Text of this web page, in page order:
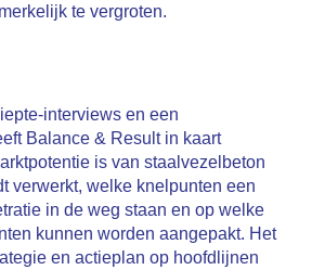
te vergroten.
interviews en een
Balance & Result in kaart
is van staalvezelbeton
verwerkt, welke knelpunten een
in de weg staan en op welke
kunnen worden aangepakt. Het
en actieplan op hoofdlijnen